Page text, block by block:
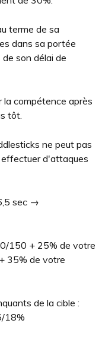
terme de sa
dans sa portée
son délai de
la compétence après
tôt.
ne peut pas
d'attaques
sec →
150 + 25% de votre
35% de votre
de la cible :
18%